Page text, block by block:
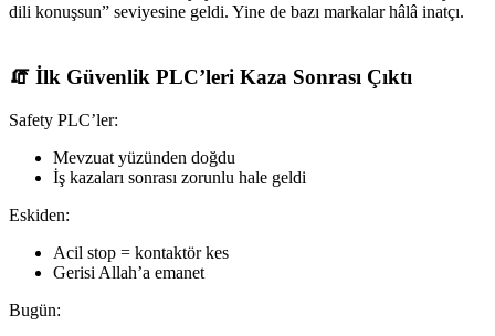
dili konuşsun” seviyesine geldi. Yine de bazı markalar hâlâ inatçı.
🧯 İlk Güvenlik PLC’leri Kaza Sonrası Çıktı
Safety PLC’ler:
Mevzuat yüzünden doğdu
İş kazaları sonrası zorunlu hale geldi
Eskiden:
Acil stop = kontaktör kes
Gerisi Allah’a emanet
Bugün: